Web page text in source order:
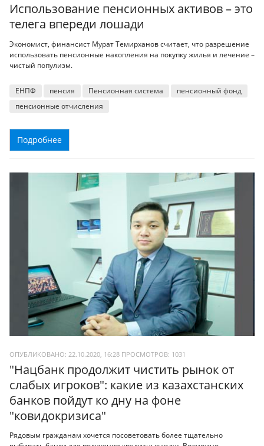
Использование пенсионных активов – это
телега впереди лошади
Экономист, финансист Мурат Темирханов считает, что разрешение
использовать пенсионные накопления на покупку жилья и лечение –
чистый популизм.
ЕНПФ пенсия Пенсионная система
пенсионный фонд
пенсионные отчисления
Подробнее
ОПУБЛИКОВАНО: 22.10.2020, 16:28 ПРОСМОТРОВ: 1031
"Нацбанк продолжит чистить рынок от
слабых игроков": какие из казахстанских
банков пойдут ко дну на фоне
"ковидокризиса"
Рядовым гражданам хочется посоветовать более тщательно